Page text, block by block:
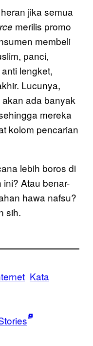
jika semua
merilis promo
membeli
panci,
lengket,
Lucunya,
ada banyak
mereka
kolom pencarian
lebih boros di
Atau benar-
hawa nafsu?
sih.
Kata